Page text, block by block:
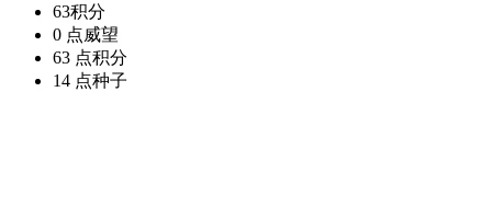
63积分
0 点威望
63 点积分
14 点种子